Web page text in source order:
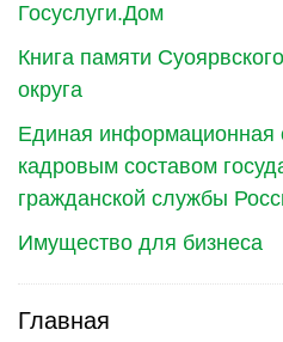
Госуслуги.Дом
Книга памяти
округа
Единая информационная
кадровым составом
гражданской службы
Имущество для бизнеса
Главная